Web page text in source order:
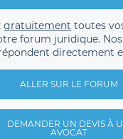
gratuitement toutes
forum juridique.
directement
ALLER SUR LE FORUM
DEMANDER UN DEVIS À
AVOCAT